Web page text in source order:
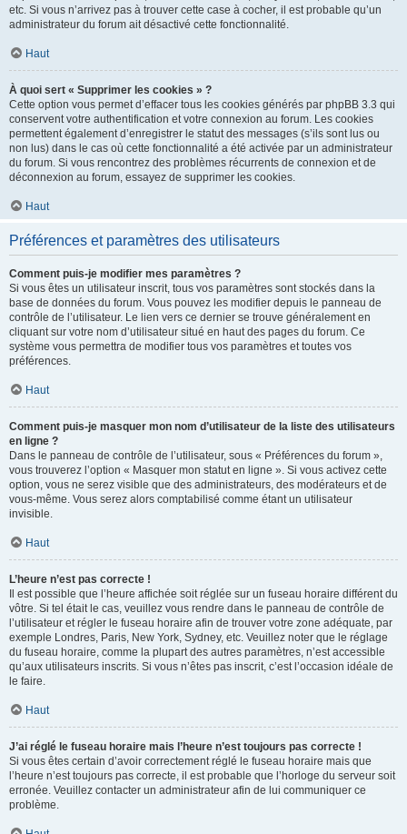
etc. Si vous n’arrivez pas à trouver cette case à cocher, il est probable qu’un
administrateur du forum ait désactivé cette fonctionnalité.
Haut
À quoi sert « Supprimer les cookies » ?
Cette option vous permet d’effacer tous les cookies générés par phpBB 3.3 qui
conservent votre authentification et votre connexion au forum. Les cookies
permettent également d’enregistrer le statut des messages (s’ils sont lus ou
non lus) dans le cas où cette fonctionnalité a été activée par un administrateur
du forum. Si vous rencontrez des problèmes récurrents de connexion et de
déconnexion au forum, essayez de supprimer les cookies.
Haut
Préférences et paramètres des utilisateurs
Comment puis-je modifier mes paramètres ?
Si vous êtes un utilisateur inscrit, tous vos paramètres sont stockés dans la
base de données du forum. Vous pouvez les modifier depuis le panneau de
contrôle de l’utilisateur. Le lien vers ce dernier se trouve généralement en
cliquant sur votre nom d’utilisateur situé en haut des pages du forum. Ce
système vous permettra de modifier tous vos paramètres et toutes vos
préférences.
Haut
Comment puis-je masquer mon nom d’utilisateur de la liste des utilisateurs
en ligne ?
Dans le panneau de contrôle de l’utilisateur, sous « Préférences du forum »,
vous trouverez l’option « Masquer mon statut en ligne ». Si vous activez cette
option, vous ne serez visible que des administrateurs, des modérateurs et de
vous-même. Vous serez alors comptabilisé comme étant un utilisateur
invisible.
Haut
L’heure n’est pas correcte !
Il est possible que l’heure affichée soit réglée sur un fuseau horaire différent du
vôtre. Si tel était le cas, veuillez vous rendre dans le panneau de contrôle de
l’utilisateur et régler le fuseau horaire afin de trouver votre zone adéquate, par
exemple Londres, Paris, New York, Sydney, etc. Veuillez noter que le réglage
du fuseau horaire, comme la plupart des autres paramètres, n’est accessible
qu’aux utilisateurs inscrits. Si vous n’êtes pas inscrit, c’est l’occasion idéale de
le faire.
Haut
J’ai réglé le fuseau horaire mais l’heure n’est toujours pas correcte !
Si vous êtes certain d’avoir correctement réglé le fuseau horaire mais que
l’heure n’est toujours pas correcte, il est probable que l’horloge du serveur soit
erronée. Veuillez contacter un administrateur afin de lui communiquer ce
problème.